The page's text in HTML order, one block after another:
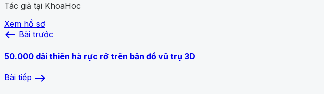
Tác giả tại KhoaHoc
Xem hồ sơ
west Bài trước
50.000 dải thiên hà rực rỡ trên bản đồ vũ trụ 3D
Bài tiếp east